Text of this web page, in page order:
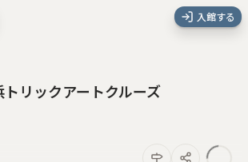
入館する
トリックアートクルーズ